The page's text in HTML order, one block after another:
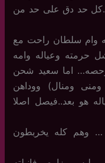
حد دق على حد من
وام سلطان راحت مع
حرمته وعياله وامه
اما سعيد شحن
ومنال) ووداهن
هو بعد..فيصل اصلا
… وهم كله يخربطون